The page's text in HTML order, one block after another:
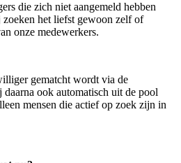
die zich niet aangemeld hebben
het liefst gewoon zelf of
onze medewerkers.
gematcht wordt via de
ook automatisch uit de pool
mensen die actief op zoek zijn in